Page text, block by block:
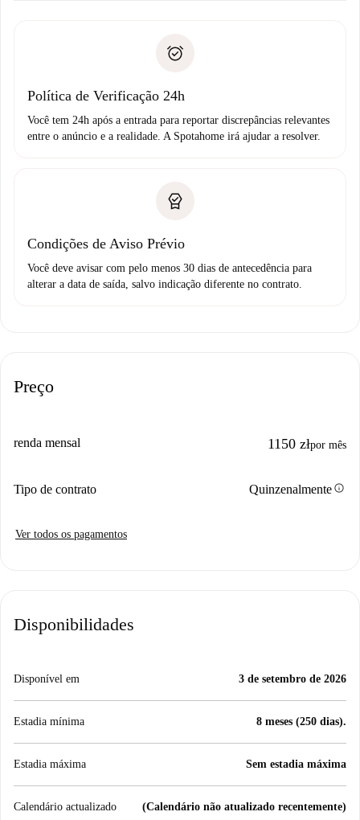
Débito direto bancário
não comunicar nenhum problema.
Política de Verificação 24h
Você tem 24h após a entrada para reportar discrepâncias relevantes
entre o anúncio e a realidade. A Spotahome irá ajudar a resolver.
Condições de Aviso Prévio
Você deve avisar com pelo menos 30 dias de antecedência para
alterar a data de saída, salvo indicação diferente no contrato.
Preço
renda mensal 1150 złpor mês
Tipo de contrato Quinzenalmenteinfo
Ver todos os pagamentos
Disponibilidades
Disponível em 3 de setembro de 2026
Estadia mínima 8 meses (250 dias).
Estadia máxima Sem estadia máxima
Calendário actualizado (Calendário não atualizado recentemente)